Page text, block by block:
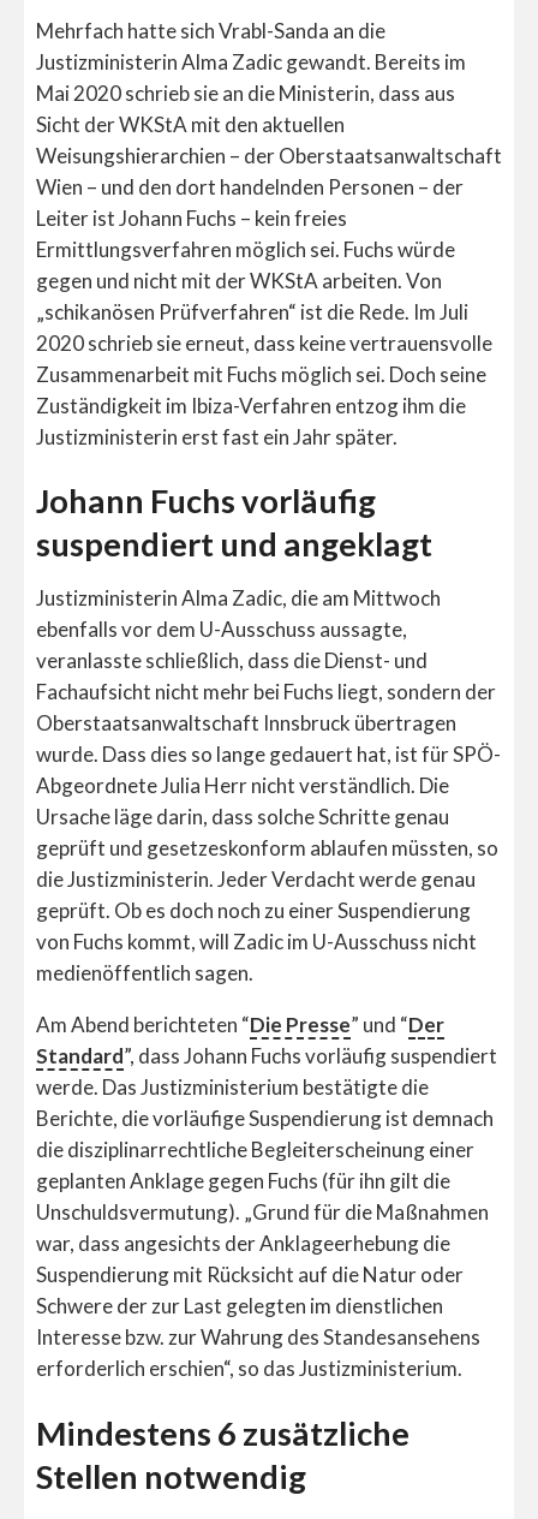
Mehrfach hatte sich Vrabl-Sanda an die
Justizministerin Alma Zadic gewandt. Bereits im
Mai 2020 schrieb sie an die Ministerin, dass aus
Sicht der WKStA mit den aktuellen
Weisungshierarchien – der Oberstaatsanwaltschaft
Wien – und den dort handelnden Personen – der
Leiter ist Johann Fuchs – kein freies
Ermittlungsverfahren möglich sei. Fuchs würde
gegen und nicht mit der WKStA arbeiten. Von
„schikanösen Prüfverfahren“ ist die Rede. Im Juli
2020 schrieb sie erneut, dass keine vertrauensvolle
Zusammenarbeit mit Fuchs möglich sei. Doch seine
Zuständigkeit im Ibiza-Verfahren entzog ihm die
Justizministerin erst fast ein Jahr später.
Johann Fuchs vorläufig
suspendiert und angeklagt
Justizministerin Alma Zadic, die am Mittwoch
ebenfalls vor dem U-Ausschuss aussagte,
veranlasste schließlich, dass die Dienst- und
Fachaufsicht nicht mehr bei Fuchs liegt, sondern der
Oberstaatsanwaltschaft Innsbruck übertragen
wurde. Dass dies so lange gedauert hat, ist für SPÖ-
Abgeordnete Julia Herr nicht verständlich. Die
Ursache läge darin, dass solche Schritte genau
geprüft und gesetzeskonform ablaufen müssten, so
die Justizministerin. Jeder Verdacht werde genau
geprüft. Ob es doch noch zu einer Suspendierung
von Fuchs kommt, will Zadic im U-Ausschuss nicht
medienöffentlich sagen.
Am Abend berichteten “Die Presse” und “Der
Standard”, dass Johann Fuchs vorläufig suspendiert
werde. Das Justizministerium bestätigte die
Berichte, die vorläufige Suspendierung ist demnach
die disziplinarrechtliche Begleiterscheinung einer
geplanten Anklage gegen Fuchs (für ihn gilt die
Unschuldsvermutung). „Grund für die Maßnahmen
war, dass angesichts der Anklageerhebung die
Suspendierung mit Rücksicht auf die Natur oder
Schwere der zur Last gelegten im dienstlichen
Interesse bzw. zur Wahrung des Standesansehens
erforderlich erschien“, so das Justizministerium.
Mindestens 6 zusätzliche
Stellen notwendig